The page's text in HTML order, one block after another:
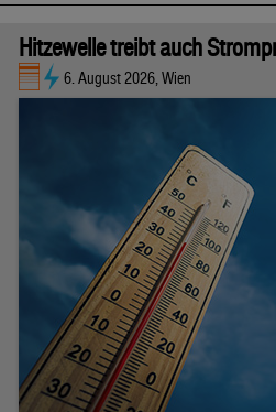
Hitzewelle treibt auch
6. August 2026, Wien